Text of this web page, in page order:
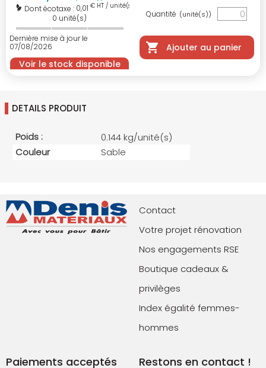
Dont écotaxe : 0,01 € HT / unité(s)
0 unité(s)
Dernière mise à jour le
07/08/2026
Voir le stock disponible
Quantité (unité(s))
Ajouter au panier
DETAILS PRODUIT
Poids :
0.144 kg/unité(s)
Couleur
Sable
Contact
Votre projet rénovation
Nos engagements RSE
Boutique cadeaux &
privilèges
Index égalité femmes-
hommes
Paiements acceptés Restons en contact !